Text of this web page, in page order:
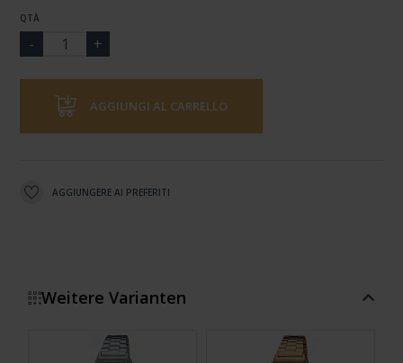
QTÀ
AGGIUNGI AL CARRELLO
AGGIUNGERE AI PREFERITI
Weitere Varianten